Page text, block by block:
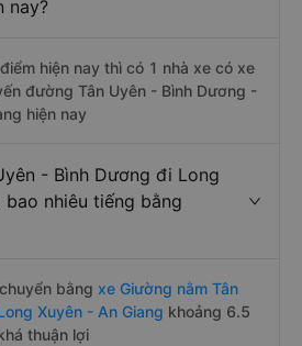
nay?
hiện nay thì có 1 nhà xe có xe
đường Tân Uyên - Bình Dương -
hiện nay
- Bình Dương đi Long
bao nhiêu tiếng bằng
bằng xe Giường nằm Tân
Xuyên - An Giang khoảng 6.5
thuận lợi